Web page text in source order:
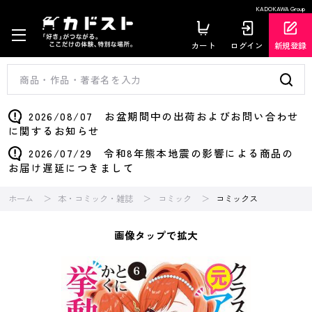
KADOKAWA Group
カート ログイン 新規登録
2026/08/07 お盆期間中の出荷およびお問い合わせ
に関するお知らせ
2026/07/29 令和8年熊本地震の影響による商品の
お届け遅延につきまして
ホーム 本・コミック・雑誌 コミック コミックス
画像タップで拡大